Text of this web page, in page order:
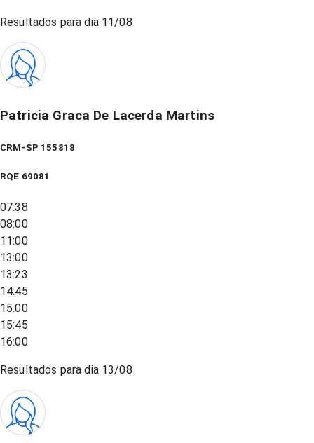
Resultados para dia 11/08
Patricia Graca De Lacerda Martins
CRM-SP 155818
RQE 69081
07:38
08:00
11:00
13:00
13:23
14:45
15:00
15:45
16:00
Resultados para dia 13/08